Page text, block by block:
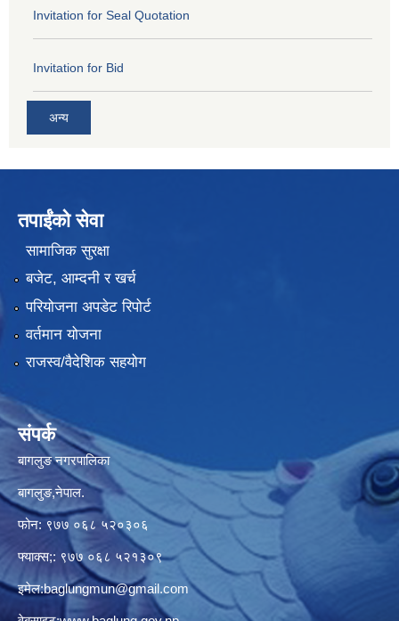
Invitation for Seal Quotation
Invitation for Bid
अन्य
तपाईंको सेवा
सामाजिक सुरक्षा
बजेट, आम्दनी र खर्च
परियोजना अपडेट रिपोर्ट
वर्तमान योजना
राजस्व/वैदेशिक सहयोग
संपर्क
बागलुङ नगरपालिका
बागलुङ,नेपाल.
फोन: ९७७ ०६८ ५२०३०६
फ्याक्स;: ९७७ ०६८ ५२१३०९
इमेल:baglungmun@gmail.com